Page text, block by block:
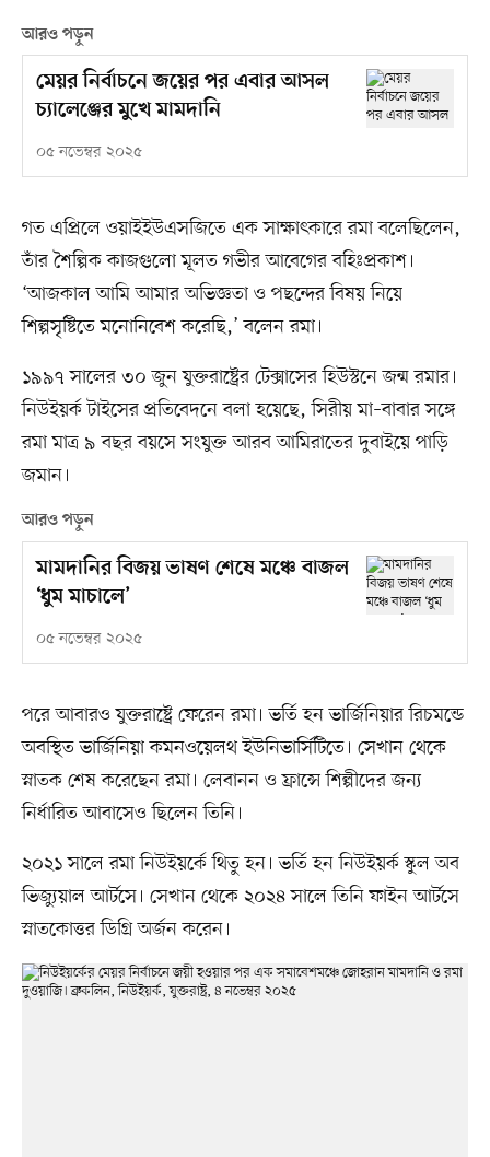
আরও পড়ুন
মেয়র নির্বাচনে জয়ের পর এবার আসল
চ্যালেঞ্জের মুখে মামদানি
০৫ নভেম্বর ২০২৫
গত এপ্রিলে ওয়াইইউএসজিতে এক সাক্ষাৎকারে রমা বলেছিলেন,
তাঁর শৈল্পিক কাজগুলো মূলত গভীর আবেগের বহিঃপ্রকাশ।
‘আজকাল আমি আমার অভিজ্ঞতা ও পছন্দের বিষয় নিয়ে
শিল্পসৃষ্টিতে মনোনিবেশ করেছি,’ বলেন রমা।
১৯৯৭ সালের ৩০ জুন যুক্তরাষ্ট্রের টেক্সাসের হিউস্টনে জন্ম রমার।
নিউইয়র্ক টাইসের প্রতিবেদনে বলা হয়েছে, সিরীয় মা–বাবার সঙ্গে
রমা মাত্র ৯ বছর বয়সে সংযুক্ত আরব আমিরাতের দুবাইয়ে পাড়ি
জমান।
আরও পড়ুন
মামদানির বিজয় ভাষণ শেষে মঞ্চে বাজল
‘ধুম মাচালে’
০৫ নভেম্বর ২০২৫
পরে আবারও যুক্তরাষ্ট্রে ফেরেন রমা। ভর্তি হন ভার্জিনিয়ার রিচমন্ডে
অবস্থিত ভার্জিনিয়া কমনওয়েলথ ইউনিভার্সিটিতে। সেখান থেকে
স্নাতক শেষ করেছেন রমা। লেবানন ও ফ্রান্সে শিল্পীদের জন্য
নির্ধারিত আবাসেও ছিলেন তিনি।
২০২১ সালে রমা নিউইয়র্কে থিতু হন। ভর্তি হন নিউইয়র্ক স্কুল অব
ভিজ্যুয়াল আর্টসে। সেখান থেকে ২০২৪ সালে তিনি ফাইন আর্টসে
স্নাতকোত্তর ডিগ্রি অর্জন করেন।